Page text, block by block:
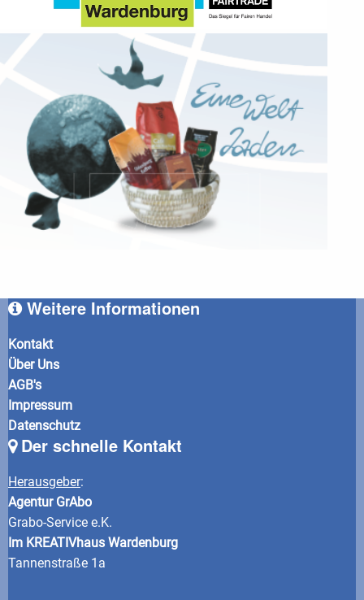
Weitere Informationen
Kontakt
Über Uns
AGB's
Impressum
Datenschutz
Der schnelle Kontakt
Herausgeber:
Agentur GrAbo
Grabo-Service e.K.
Im KREATIVhaus Wardenburg
Tannenstraße 1a